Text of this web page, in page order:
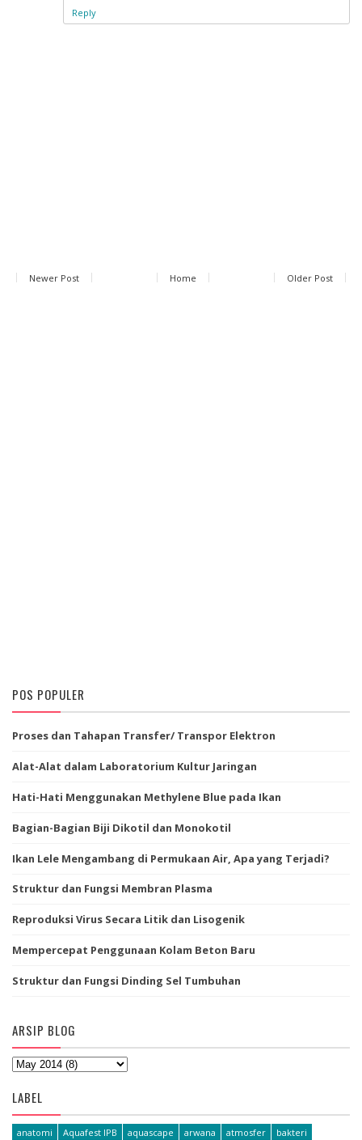
Reply
Newer Post Older Post
Home
POS POPULER
Proses dan Tahapan Transfer/ Transpor Elektron
Alat-Alat dalam Laboratorium Kultur Jaringan
Hati-Hati Menggunakan Methylene Blue pada Ikan
Bagian-Bagian Biji Dikotil dan Monokotil
Ikan Lele Mengambang di Permukaan Air, Apa yang Terjadi?
Struktur dan Fungsi Membran Plasma
Reproduksi Virus Secara Litik dan Lisogenik
Mempercepat Penggunaan Kolam Beton Baru
Struktur dan Fungsi Dinding Sel Tumbuhan
ARSIP BLOG
LABEL
anatomi Aquafest IPB aquascape arwana atmosfer
bakteri